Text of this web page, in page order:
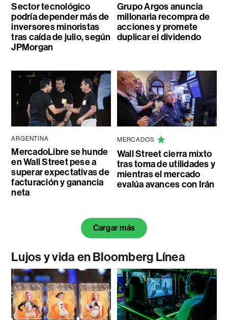
Sector tecnológico
podría depender más de
inversores minoristas
tras caída de julio, según
JPMorgan
Grupo Argos anuncia
millonaria recompra de
acciones y promete
duplicar el dividendo
ARGENTINA
MercadoLibre se hunde
en Wall Street pese a
superar expectativas de
facturación y ganancia
neta
MERCADOS
Wall Street cierra mixto
tras toma de utilidades y
mientras el mercado
evalúa avances con Irán
Cargar más
Lujos y vida en Bloomberg Línea